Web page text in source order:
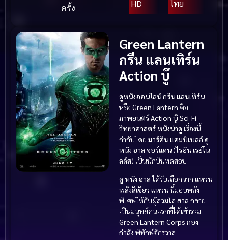
ครั้ง
HD ไทย
Green Lantern
กรีน แลนเทิร์น
Action บู๊
ดูหนังออนไลน์ กรีน แลนเทิร์น
หรือ Green Lantern คือ
ภาพยนตร์ Action บู๊Sci-Fi
วิทยาศาสตร์หนังน่าดู เรื่องนี้
กำกับโดย มาร์ติน แคมป์เบลล์ดู
หนัง ฮาล จอร์แดน (ไรอัน เรย์โน
ลด์ส) เป็นนักบินทดสอบ
ดู หนัง ฮาลได้รับเลือกจาก แหวน
พลังสีเขียว แหวนนี้มอบพลัง
พิเศษให้กับผู้สวมใส่ฮาล กลาย
เป็นมนุษย์คนแรกที่ได้เข้าร่วม
Green Lantern Corps กอง
กำลัง พิทักษ์จักรวาล